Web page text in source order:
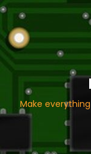
Aller
contenu
Make